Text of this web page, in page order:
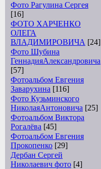
Фото Рагулина Сергея
[16]
ФОТО ХАРЧЕНКО
ОЛЕГА
ВЛАДИМИРОВИЧА [24]
Фото Шубина
ГеннадияАлександровича
[57]
Фотоальбом Евгения
Заварухина [116]
Фото Кузьминского
НиколаяАнтоновича [25]
Фотоальбом Виктора
Рогалёва [45]
Фотоальбом Евгения
Прокопенко [29]
Дербан Сергей
Николаевич фото [4]